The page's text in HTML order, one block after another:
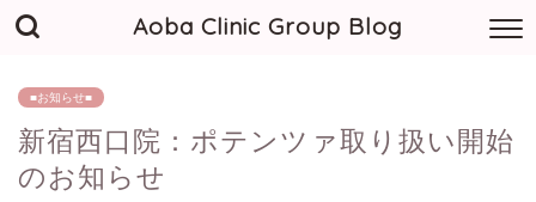
Aoba Clinic Group Blog
■お知らせ■
新宿西口院：ポテンツァ取り扱い開始
のお知らせ